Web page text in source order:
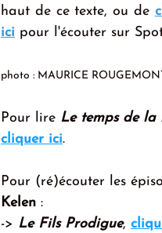
haut de ce texte, ou de
ici pour l'écouter sur
photo : MAURICE
Pour lire Le temps de la
cliquer ici.
Pour (ré)écouter les
Kelen :
-> Le Fils Prodigue,